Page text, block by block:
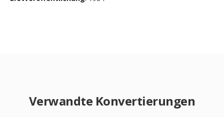
Verwandte Konvertierungen